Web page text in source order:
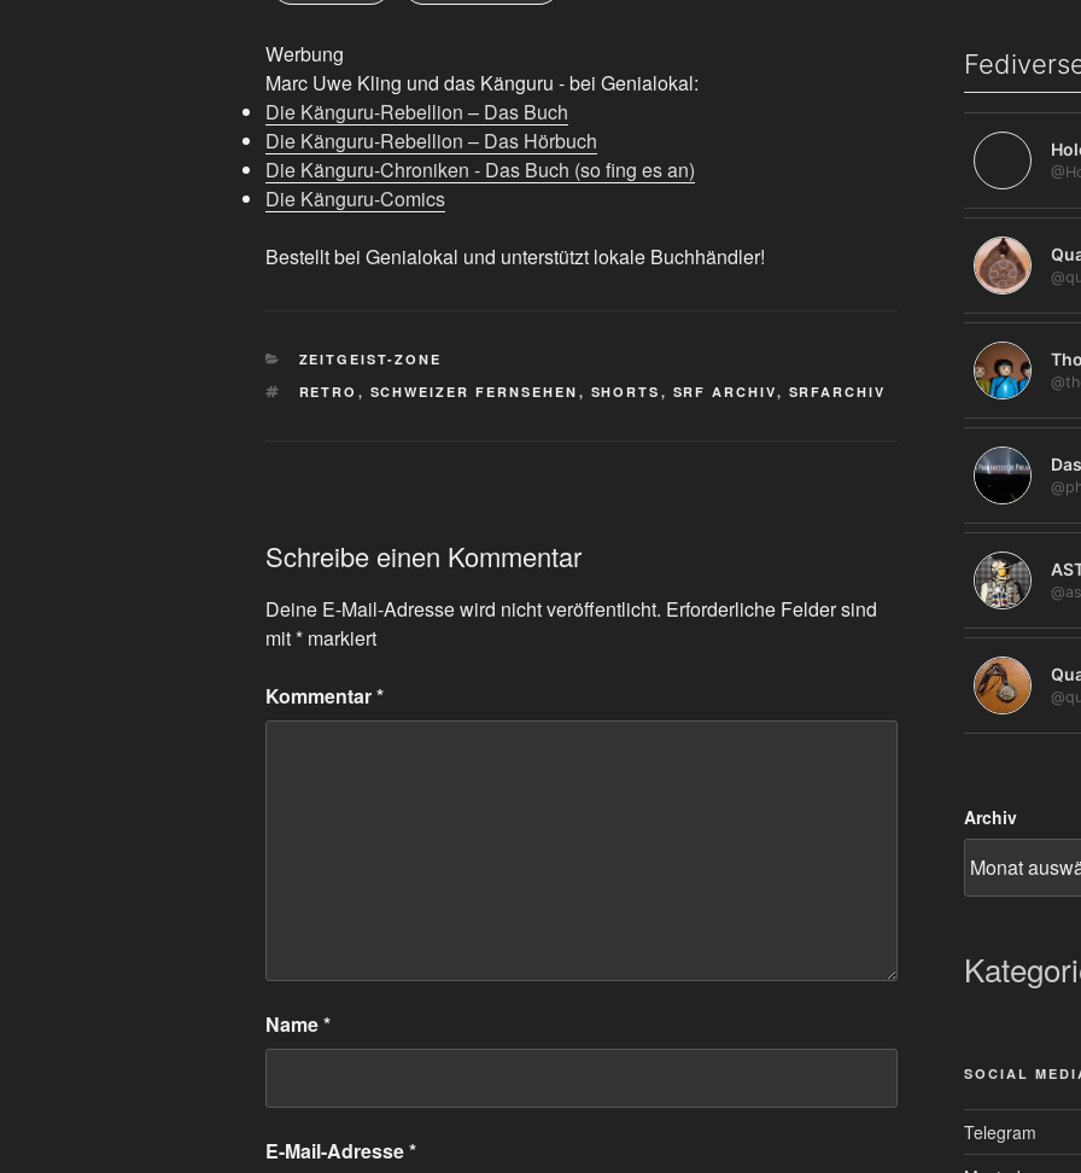
Werbung
Marc Uwe Kling und das Känguru - bei Genialokal:
Die Känguru-Rebellion – Das Buch
Die Känguru-Rebellion – Das Hörbuch
Die Känguru-Chroniken - Das Buch (so fing es an)
Die Känguru-Comics
Bestellt bei Genialokal und unterstützt lokale Buchhändler!
KATEGORIEN
ZEITGEIST-ZONE
SCHLAGWÖRTER
RETRO , SCHWEIZER FERNSEHEN , SHORTS , SRF ARCHIV, SRFARCHIV
Schreibe einen Kommentar
Deine E-Mail-Adresse wird nicht veröffentlicht. Erforderliche Felder sind
mit* markiert
Kommentar*
Name*
E-Mail-Adresse*
Archiv
SOCIAL
Telegram